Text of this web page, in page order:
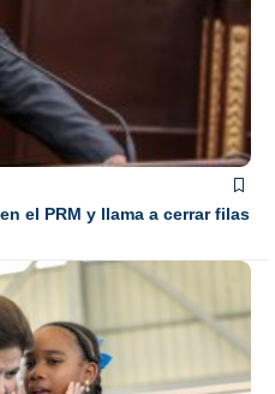
el PRM y llama a cerrar filas